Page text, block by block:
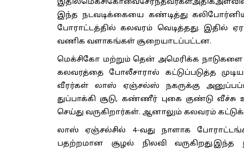
இந்த நடவடிக்கையை கண்டித்து
போராட்டத்தில் கலவரம் வெடித்தது. இதில்
வணிக வளாகங்கள் சூறையாடப்பட்டன.
மெக்சிகோ மற்றும் தென் அமெரிக்க
கலவரத்தை போலீசாரால் கட்டுப்படுத்த
வீரர்கள் லாஸ் ஏஞ்சல்ஸ் நகருக்கு
துப்பாக்கி சூடு, கண்ணீர் புகை குண்டு
செய்து வருகிறார்கள். ஆனாலும் கலவரம்
லாஸ் ஏஞ்சல்சில் 4-வது நாளாக
பதற்றமான சூழல் நிலவி